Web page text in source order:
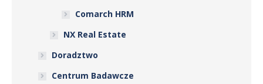
Comarch HRM
NX Real Estate
Doradztwo
Centrum Badawcze